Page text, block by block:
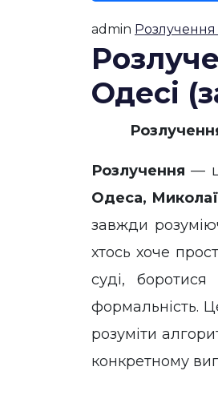
admin Розлучення
Одесі
Розлучення —
Одеса,
завжди
хтось хоче
суді,
формальність.
розуміти
конкретному